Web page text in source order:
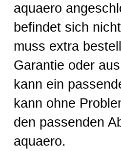
aquaero
befindet sich
muss extra
Garantie oder
kann ein
kann ohne
den passenden
aquaero.